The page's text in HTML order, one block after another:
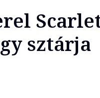
sztárja